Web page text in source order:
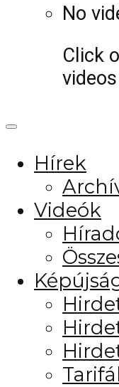
No
Click
Hírek
Videók